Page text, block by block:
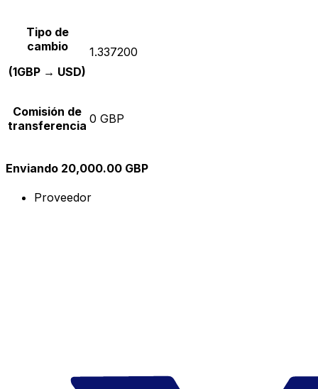
Tipo de
cambio
(1GBP → USD)
1.337200
Comisión de
transferencia 0 GBP
Enviando 20,000.00 GBP
Proveedor